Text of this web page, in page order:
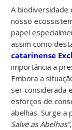
A biodiversidade
nosso
papel
assim como
catarinense
importância a
Embora a
ser considerada
esforços de
abelhas. Surge a
Salve as Abelhas”